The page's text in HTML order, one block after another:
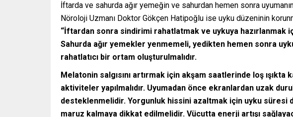
İftarda ve sahurda ağır yemeğin ve sahurdan hemen sonra
Nöroloji Uzmanı Doktor Gökçen Hatipoğlu ise uyku düzeninin
“İftardan sonra sindirimi rahatlatmak ve uykuya hazırlanmak
Sahurda ağır yemekler yenmemeli, yedikten hemen sonra
rahatlatıcı bir ortam oluşturulmalıdır.
Melatonin salgısını artırmak için akşam saatlerinde loş ışıkta
aktiviteler yapılmalıdır. Uyumadan önce ekranlardan uzak
desteklenmelidir. Yorgunluk hissini azaltmak için uyku süresi
maruz kalmaya dikkat edilmelidir. Vücutta enerji artışı